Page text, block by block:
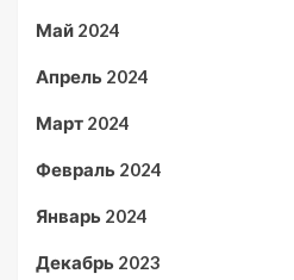
Май 2024
Апрель 2024
Март 2024
Февраль 2024
Январь 2024
Декабрь 2023